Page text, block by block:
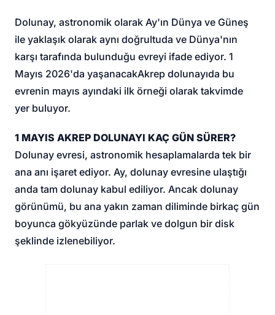
Dolunay, astronomik olarak Ay'ın Dünya ve Güneş
ile yaklaşık olarak aynı doğrultuda ve Dünya'nın
karşı tarafında bulunduğu evreyi ifade ediyor. 1
Mayıs 2026'da yaşanacakAkrep dolunayıda bu
evrenin mayıs ayındaki ilk örneği olarak takvimde
yer buluyor.
1 MAYIS AKREP DOLUNAYI KAÇ GÜN SÜRER?
Dolunay evresi, astronomik hesaplamalarda tek bir
ana anı işaret ediyor. Ay, dolunay evresine ulaştığı
anda tam dolunay kabul ediliyor. Ancak dolunay
görünümü, bu ana yakın zaman diliminde birkaç gün
boyunca gökyüzünde parlak ve dolgun bir disk
şeklinde izlenebiliyor.